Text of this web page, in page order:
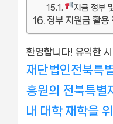
지금 정부
정부 지원금 활용
환영합니다! 유익한
재단법인전북특
흥원의 전북특별
내 대학 재학을